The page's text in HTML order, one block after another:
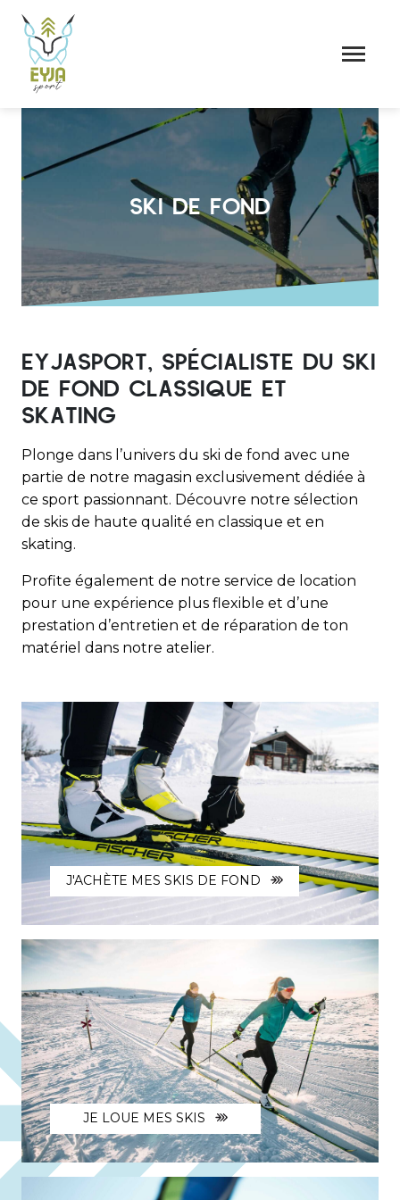
SKI DE FOND
EYJASPORT, SPÉCIALISTE DU SKI
DE FOND CLASSIQUE ET
SKATING
Plonge dans l’univers du ski de fond avec une
partie de notre magasin exclusivement dédiée à
ce sport passionnant. Découvre notre sélection
de skis de haute qualité en classique et en
skating.
Profite également de notre service de location
pour une expérience plus flexible et d’une
prestation d’entretien et de réparation de ton
matériel dans notre atelier.
J'ACHÈTE MES SKIS DE FOND
JE LOUE MES SKIS